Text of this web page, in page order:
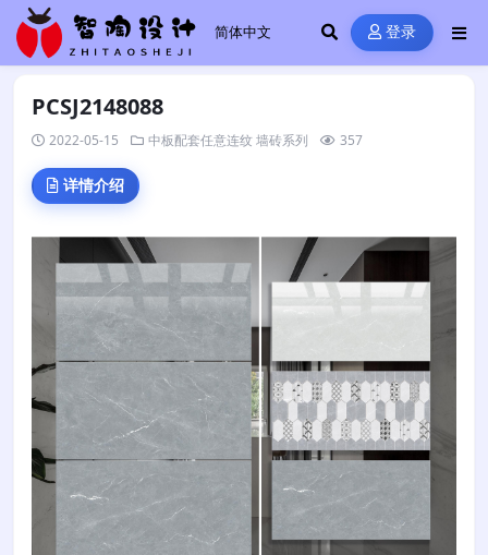
登录
PCSJ2148088
2022-05-15 中板配套任意连纹墙砖系列 357
详情介绍